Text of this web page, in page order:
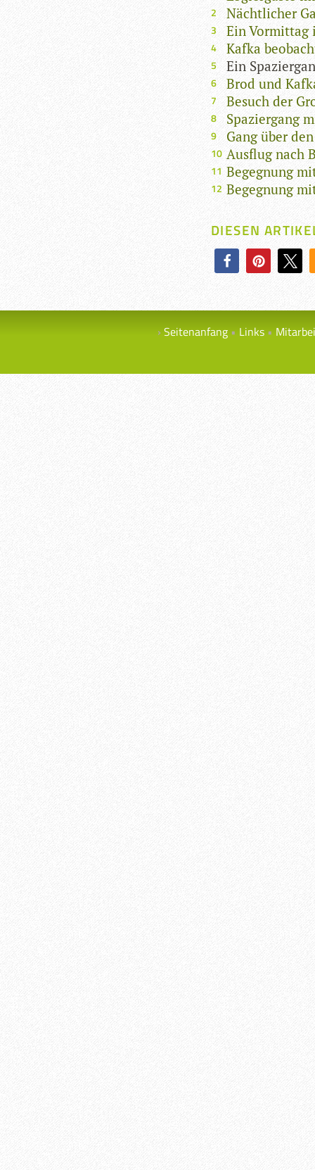
Nächtlicher
Ein Vormittag
Kafka
Ein
Brod und
Besuch der
Spaziergang
Gang über
Ausflug nach
Begegnung
Begegnung
DIESEN
Seitenanfang Links